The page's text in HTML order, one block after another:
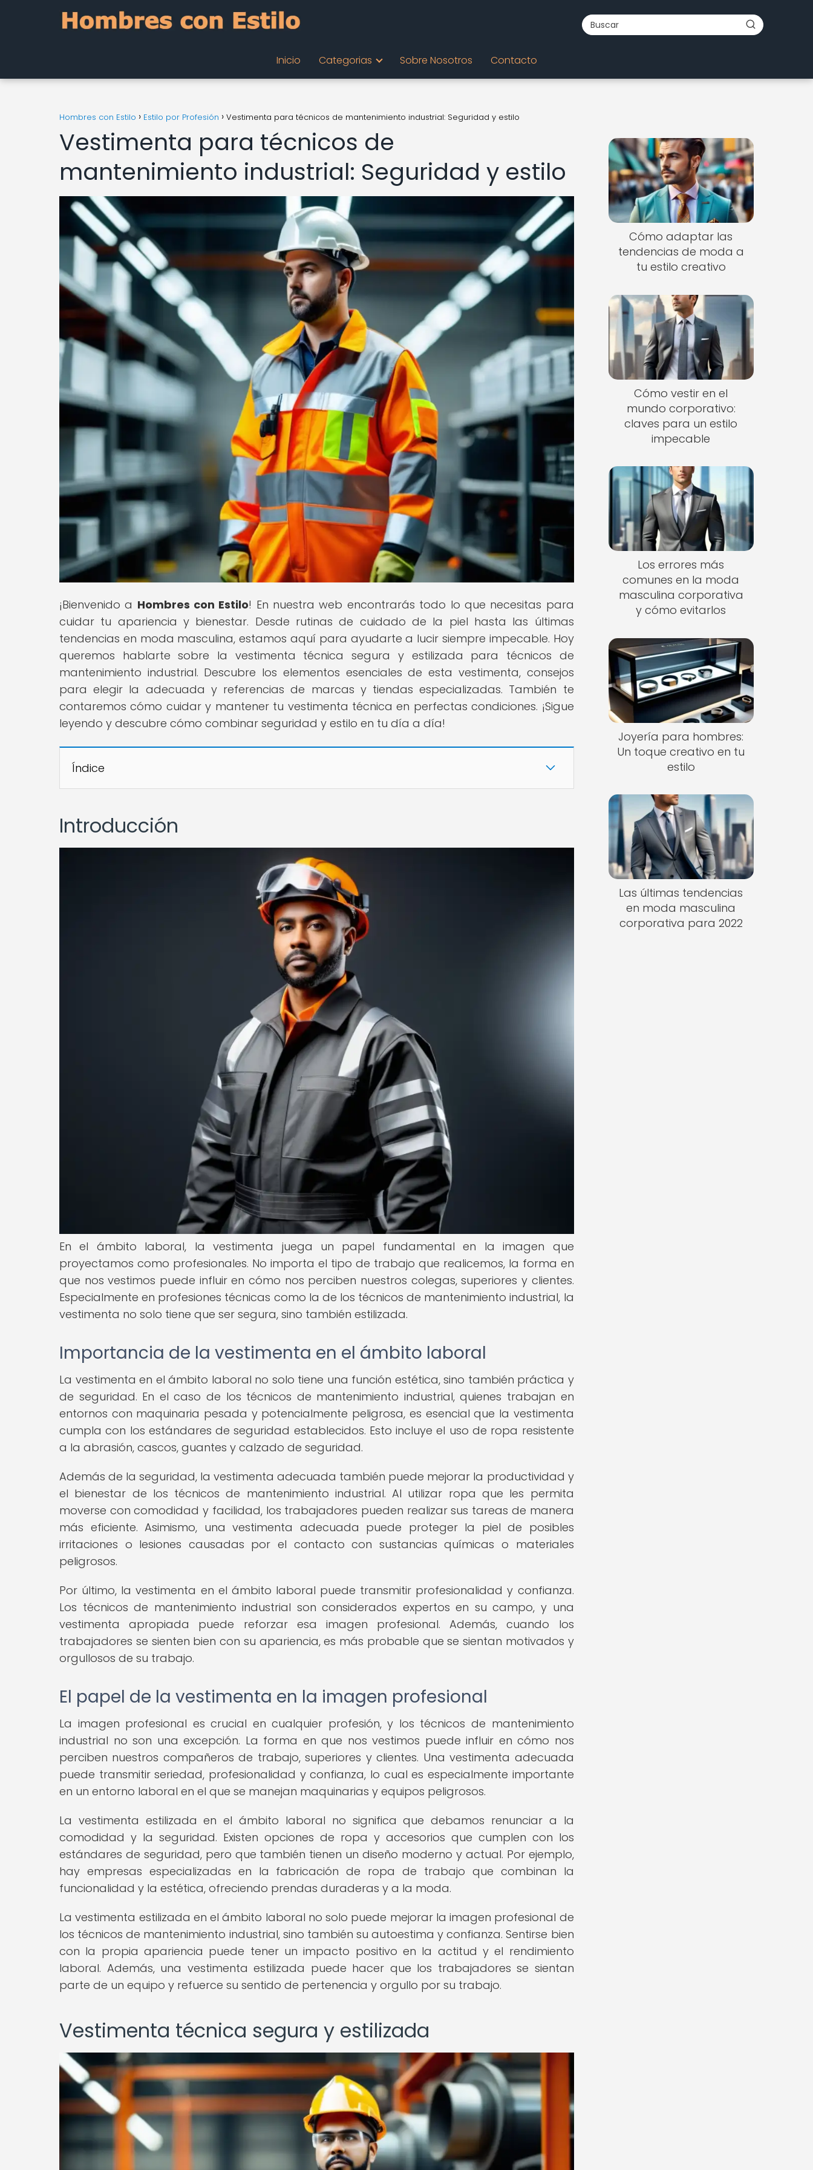
Inicio Categorias Sobre Nosotros Contacto
Hombres con Estilo Estilo por Profesión Vestimenta para técnicos de mantenimiento industrial: Seguridad y estilo
Vestimenta para técnicos de
mantenimiento industrial: Seguridad y estilo
¡Bienvenido a Hombres con Estilo! En nuestra web encontrarás todo lo que necesitas para
cuidar tu apariencia y bienestar. Desde rutinas de cuidado de la piel hasta las últimas
tendencias en moda masculina, estamos aquí para ayudarte a lucir siempre impecable. Hoy
queremos hablarte sobre la vestimenta técnica segura y estilizada para técnicos de
mantenimiento industrial. Descubre los elementos esenciales de esta vestimenta, consejos
para elegir la adecuada y referencias de marcas y tiendas especializadas. También te
contaremos cómo cuidar y mantener tu vestimenta técnica en perfectas condiciones. ¡Sigue
leyendo y descubre cómo combinar seguridad y estilo en tu día a día!
Índice
Introducción
En el ámbito laboral, la vestimenta juega un papel fundamental en la imagen que
proyectamos como profesionales. No importa el tipo de trabajo que realicemos, la forma en
que nos vestimos puede influir en cómo nos perciben nuestros colegas, superiores y clientes.
Especialmente en profesiones técnicas como la de los técnicos de mantenimiento industrial, la
vestimenta no solo tiene que ser segura, sino también estilizada.
Importancia de la vestimenta en el ámbito laboral
La vestimenta en el ámbito laboral no solo tiene una función estética, sino también práctica y
de seguridad. En el caso de los técnicos de mantenimiento industrial, quienes trabajan en
entornos con maquinaria pesada y potencialmente peligrosa, es esencial que la vestimenta
cumpla con los estándares de seguridad establecidos. Esto incluye el uso de ropa resistente
a la abrasión, cascos, guantes y calzado de seguridad.
Además de la seguridad, la vestimenta adecuada también puede mejorar la productividad y
el bienestar de los técnicos de mantenimiento industrial. Al utilizar ropa que les permita
moverse con comodidad y facilidad, los trabajadores pueden realizar sus tareas de manera
más eficiente. Asimismo, una vestimenta adecuada puede proteger la piel de posibles
irritaciones o lesiones causadas por el contacto con sustancias químicas o materiales
peligrosos.
Por último, la vestimenta en el ámbito laboral puede transmitir profesionalidad y confianza.
Los técnicos de mantenimiento industrial son considerados expertos en su campo, y una
vestimenta apropiada puede reforzar esa imagen profesional. Además, cuando los
trabajadores se sienten bien con su apariencia, es más probable que se sientan motivados y
orgullosos de su trabajo.
El papel de la vestimenta en la imagen profesional
La imagen profesional es crucial en cualquier profesión, y los técnicos de mantenimiento
industrial no son una excepción. La forma en que nos vestimos puede influir en cómo nos
perciben nuestros compañeros de trabajo, superiores y clientes. Una vestimenta adecuada
puede transmitir seriedad, profesionalidad y confianza, lo cual es especialmente importante
en un entorno laboral en el que se manejan maquinarias y equipos peligrosos.
La vestimenta estilizada en el ámbito laboral no significa que debamos renunciar a la
comodidad y la seguridad. Existen opciones de ropa y accesorios que cumplen con los
estándares de seguridad, pero que también tienen un diseño moderno y actual. Por ejemplo,
hay empresas especializadas en la fabricación de ropa de trabajo que combinan la
funcionalidad y la estética, ofreciendo prendas duraderas y a la moda.
La vestimenta estilizada en el ámbito laboral no solo puede mejorar la imagen profesional de
los técnicos de mantenimiento industrial, sino también su autoestima y confianza. Sentirse bien
con la propia apariencia puede tener un impacto positivo en la actitud y el rendimiento
laboral. Además, una vestimenta estilizada puede hacer que los trabajadores se sientan
parte de un equipo y refuerce su sentido de pertenencia y orgullo por su trabajo.
Vestimenta técnica segura y estilizada
Cómo adaptar las
tendencias de moda a
tu estilo creativo
Cómo vestir en el
mundo corporativo:
claves para un estilo
impecable
Los errores más
comunes en la moda
masculina corporativa
y cómo evitarlos
Joyería para hombres:
Un toque creativo en tu
estilo
Las últimas tendencias
en moda masculina
corporativa para 2022